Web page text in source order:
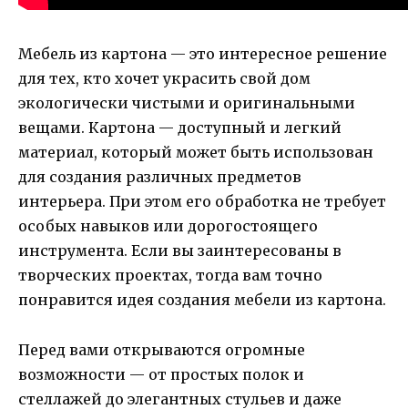
Мебель из картона — это интересное решение
для тех, кто хочет украсить свой дом
экологически чистыми и оригинальными
вещами. Картона — доступный и легкий
материал, который может быть использован
для создания различных предметов
интерьера. При этом его обработка не требует
особых навыков или дорогостоящего
инструмента. Если вы заинтересованы в
творческих проектах, тогда вам точно
понравится идея создания мебели из картона.
Перед вами открываются огромные
возможности — от простых полок и
стеллажей до элегантных стульев и даже